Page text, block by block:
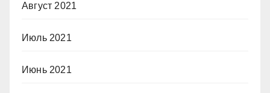
Август 2021
Июль 2021
Июнь 2021